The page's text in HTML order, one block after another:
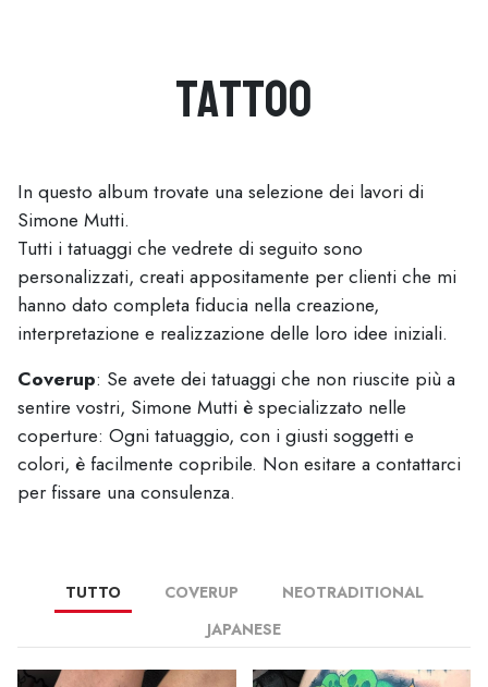
Tattoo
In questo album trovate una selezione dei lavori di
Simone Mutti.
Tutti i tatuaggi che vedrete di seguito sono
personalizzati, creati appositamente per clienti che mi
hanno dato completa fiducia nella creazione,
interpretazione e realizzazione delle loro idee iniziali.
Coverup: Se avete dei tatuaggi che non riuscite più a
sentire vostri, Simone Mutti è specializzato nelle
coperture: Ogni tatuaggio, con i giusti soggetti e
colori, è facilmente copribile. Non esitare a contattarci
per fissare una consulenza.
TUTTO COVERUP
NEOTRADITIONAL
JAPANESE